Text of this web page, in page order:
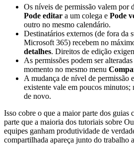
Os níveis de permissão valem por
Pode editar a um colega e Pode
outro no mesmo calendário.
Destinatários externos (de fora da
Microsoft 365) recebem no
detalhes. Direitos de edição
As permissões podem ser
momento no mesmo menu
A mudança de nível de permissão
existente vale em poucos
de novo.
Isso cobre o que a maior parte dos guias
parte que a maioria dos tutoriais sobre
equipes ganham produtividade de
compartilhada apareça junto do trabalho